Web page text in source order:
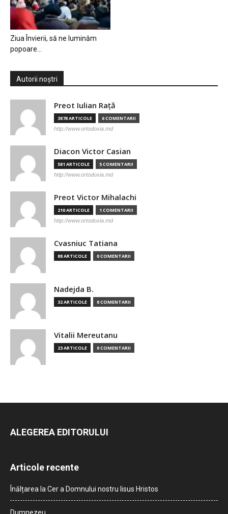
Ziua Învierii, să ne luminăm
popoare…
Autorii noștri
Preot Iulian Raţă
3878 ARTICOLE 6 COMENTARII
http://www.ortodoxia.md
Diacon Victor Casian
581 ARTICOLE 5 COMENTARII
http://www.ortodoxia.md
Preot Victor Mihalachi
210 ARTICOLE 1 COMENTARII
http://www.ortodoxia.md
Cvasniuc Tatiana
88 ARTICOLE 0 COMENTARII
Nadejda B.
32 ARTICOLE 0 COMENTARII
Vitalii Mereutanu
23 ARTICOLE 0 COMENTARII
ALEGEREA EDITORULUI
Articole recente
Înălțarea la Cer a Domnului nostru Iisus Hristos